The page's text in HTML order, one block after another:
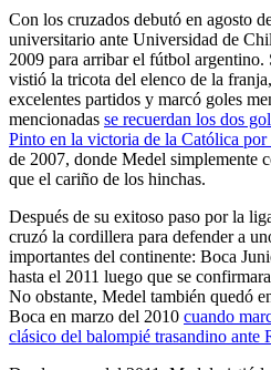
Con los cruzados debutó en agosto
universitario ante Universidad de
2009 para arribar el fútbol argentino.
vistió la tricota del elenco de la
excelentes partidos y marcó goles
mencionadas se recuerdan los dos
Pinto en la victoria de la Católica por
de 2007, donde Medel simplemente
que el cariño de los hinchas.
Después de su exitoso paso por la
cruzó la cordillera para defender a
importantes del continente: Boca
hasta el 2011 luego que se
No obstante, Medel también quedó
Boca en marzo del 2010 cuando
clásico del balompié trasandino ante